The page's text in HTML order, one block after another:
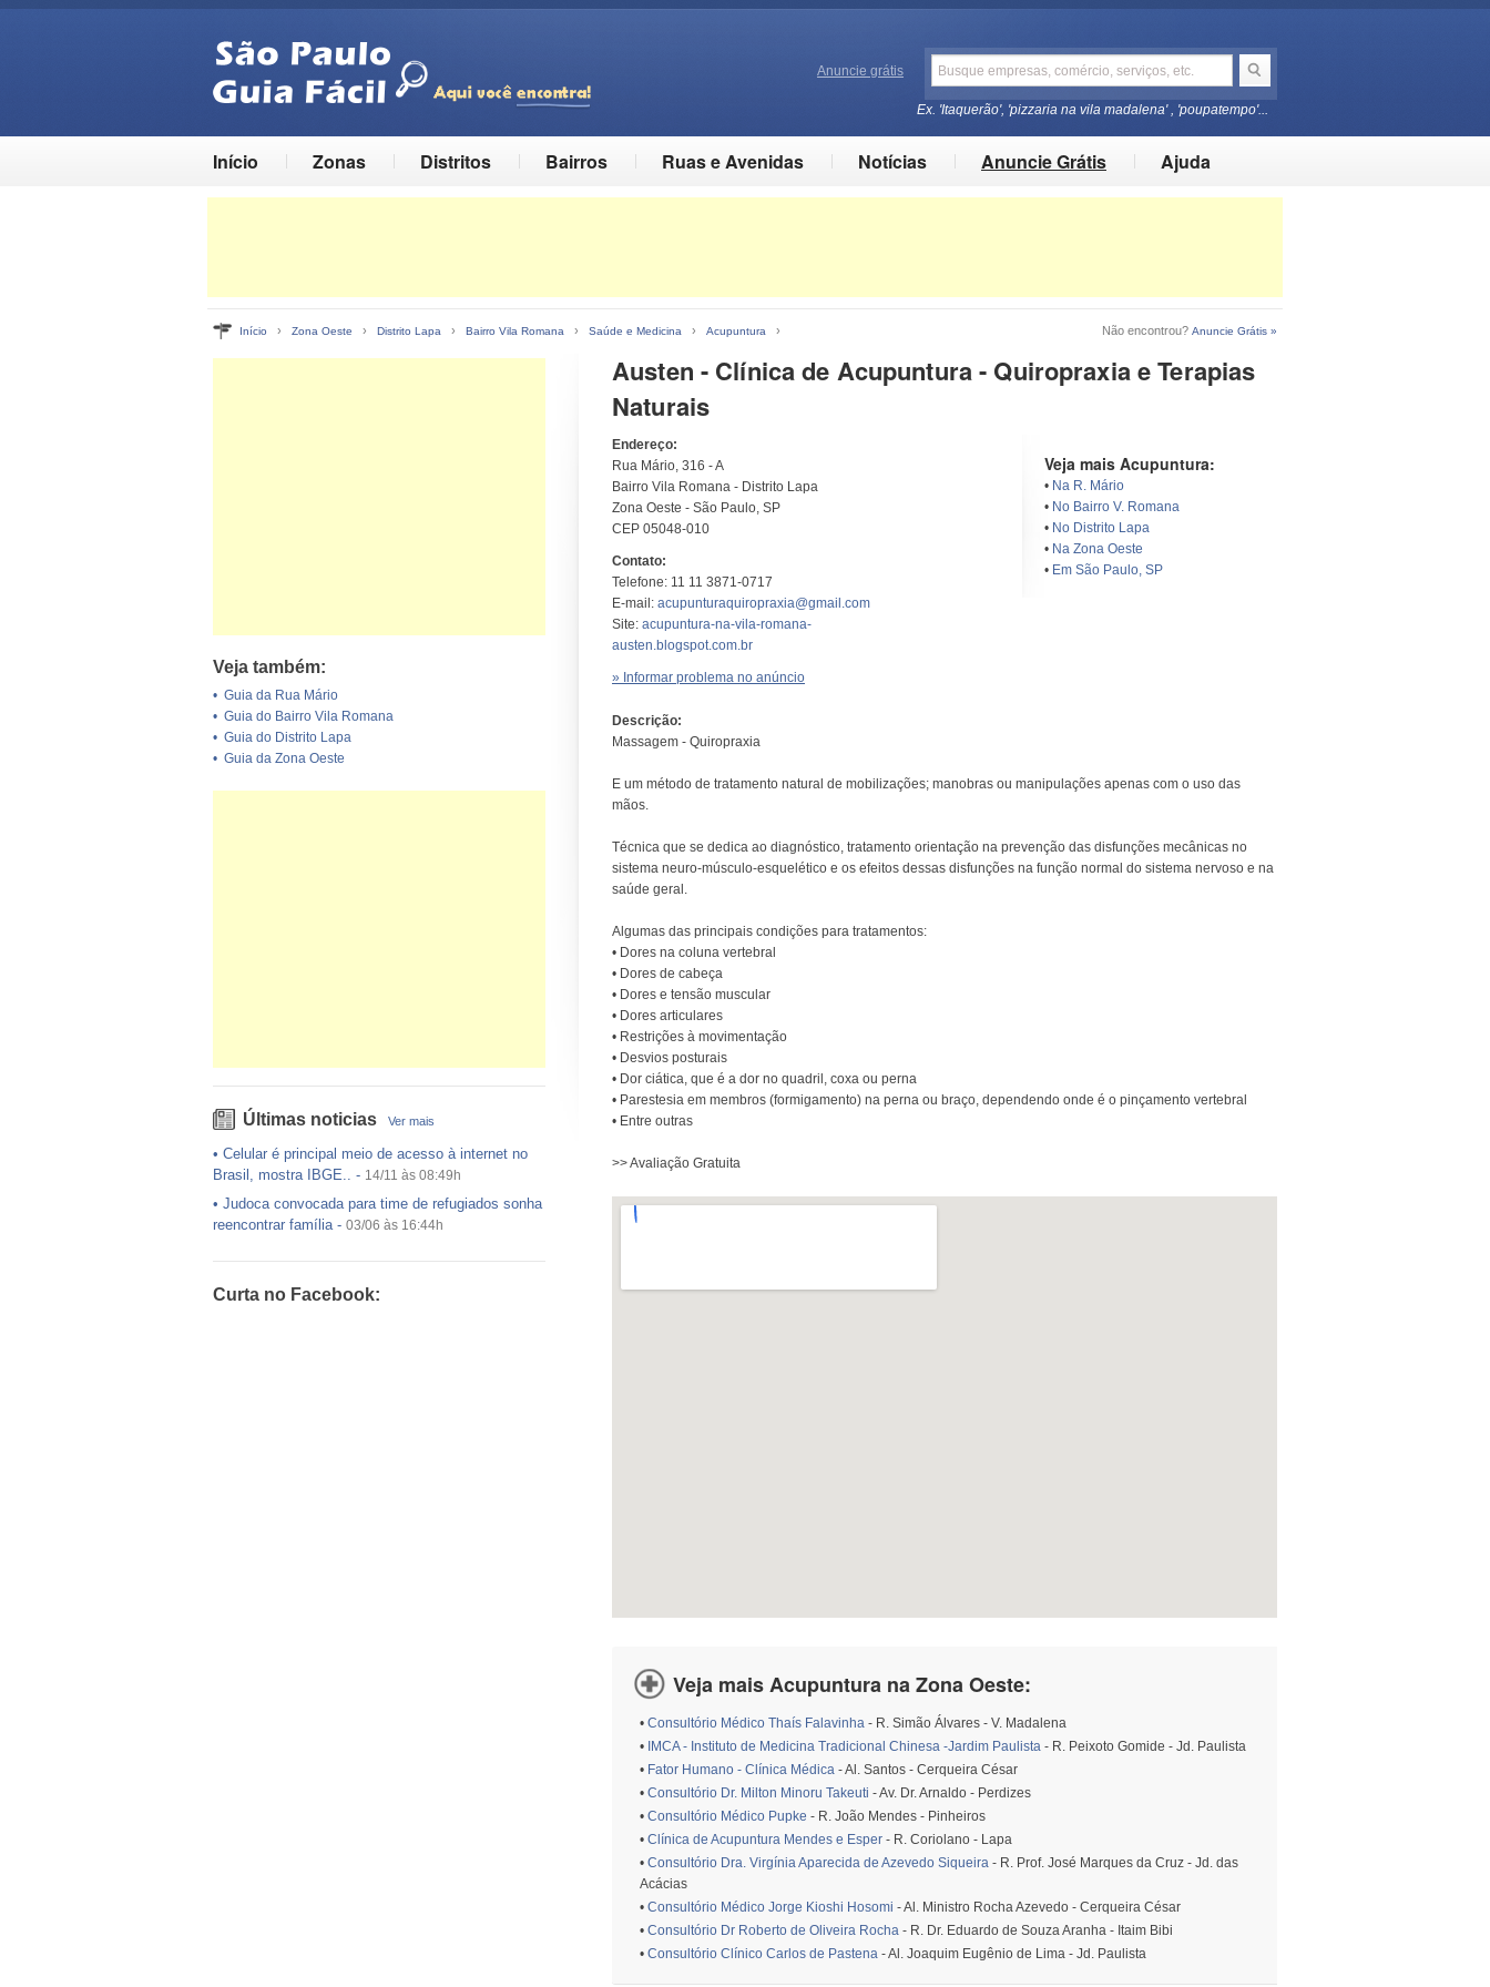
Anuncie grátis
Ex. 'Itaquerão', 'pizzaria na vila madalena' , 'poupatempo'...
Início Zonas Distritos Bairros Ruas e Avenidas Notícias Anuncie Grátis Ajuda
Início › Zona Oeste › Distrito Lapa › Bairro Vila Romana › Saúde e Medicina › Acupuntura › Não encontrou? Anuncie Grátis »
Veja também:
• Guia da Rua Mário
• Guia do Bairro Vila Romana
• Guia do Distrito Lapa
• Guia da Zona Oeste
Últimas noticias Ver mais
• Celular é principal meio de acesso à internet no
Brasil, mostra IBGE.. - 14/11 às 08:49h
• Judoca convocada para time de refugiados sonha
reencontrar família- 03/06 às 16:44h
•Exército egípcio diz que encontrou destroços de
Curta no Facebook:
Austen - Clínica de Acupuntura - Quiropraxia e Terapias
Naturais
Endereço:
Rua Mário, 316 - A
Bairro Vila Romana - Distrito Lapa
Zona Oeste - São Paulo, SP
CEP 05048-010
Contato:
Telefone: 11 11 3871-0717
E-mail: acupunturaquiropraxia@gmail.com
Site: acupuntura-na-vila-romana-
austen.blogspot.com.br
» Informar problema no anúncio
Veja mais Acupuntura:
• Na R. Mário
• No Bairro V. Romana
• No Distrito Lapa
• Na Zona Oeste
• Em São Paulo, SP
Descrição:
Massagem - Quiropraxia
E um método de tratamento natural de mobilizações; manobras ou manipulações apenas com o uso das
mãos.
Técnica que se dedica ao diagnóstico, tratamento orientação na prevenção das disfunções mecânicas no
sistema neuro-músculo-esquelético e os efeitos dessas disfunções na função normal do sistema nervoso e na
saúde geral.
Algumas das principais condições para tratamentos:
• Dores na coluna vertebral
• Dores de cabeça
• Dores e tensão muscular
• Dores articulares
• Restrições à movimentação
• Desvios posturais
• Dor ciática, que é a dor no quadril, coxa ou perna
• Parestesia em membros (formigamento) na perna ou braço, dependendo onde é o pinçamento vertebral
• Entre outras
>> Avaliação Gratuita
Veja mais Acupuntura na Zona Oeste:
• Consultório Médico Thaís Falavinha - R. Simão Álvares - V. Madalena
• IMCA - Instituto de Medicina Tradicional Chinesa -Jardim Paulista - R. Peixoto Gomide - Jd. Paulista
• Fator Humano - Clínica Médica - Al. Santos - Cerqueira César
• Consultório Dr. Milton Minoru Takeuti - Av. Dr. Arnaldo - Perdizes
• Consultório Médico Pupke - R. João Mendes - Pinheiros
• Clínica de Acupuntura Mendes e Esper - R. Coriolano - Lapa
• Consultório Dra. Virgínia Aparecida de Azevedo Siqueira - R. Prof. José Marques da Cruz - Jd. das
Acácias
• Consultório Médico Jorge Kioshi Hosomi - Al. Ministro Rocha Azevedo - Cerqueira César
• Consultório Dr Roberto de Oliveira Rocha - R. Dr. Eduardo de Souza Aranha - Itaim Bibi
• Consultório Clínico Carlos de Pastena - Al. Joaquim Eugênio de Lima - Jd. Paulista